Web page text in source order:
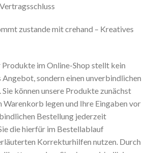
zustande mit crehand – Kreatives
im Online-Shop stellt kein
sondern einen unverbindlichen
können unsere Produkte zunächst
Warenkorb legen und Ihre Eingaben vor
Bestellung jederzeit
die hierfür im Bestellablauf
Korrekturhilfen nutzen. Durch